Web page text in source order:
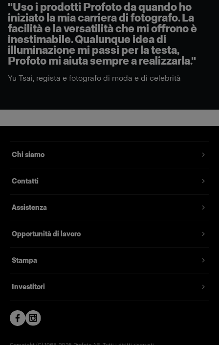
"Uso i prodotti Profoto da quando ho
iniziato la mia carriera di fotografo. La
facilità e la versatilità che mi offrono è
inestimabile. Qualunque idea di
illuminazione mi passi per la testa,
Profoto mi aiuta sempre a realizzarla."
Yu Tsai, regista e fotografo di moda e di celebrità
Chi siamo
Contatti
Assistenza
Opportunità di lavoro
Stampa
Investitori